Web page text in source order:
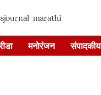
मनोरंजन संपादकीय